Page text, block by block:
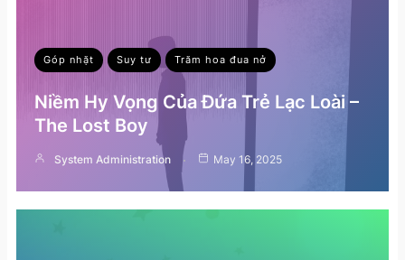
Góp nhặt Suy tư Trăm hoa đua nở
Niềm Hy Vọng Của Đứa Trẻ Lạc Loài –
The Lost Boy
System Administration May 16, 2025